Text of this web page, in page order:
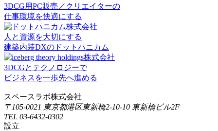
3DCG用PC販売／クリエイターの
仕事環境を快適にする
人と資源を大切にする
建築内装DXのドットハニカム
3DCGとテクノロジーで
ビジネスを一歩先へ進める
スペースラボ株式会社
〒105-0021 東京都港区東新橋2-10-10 東新橋ビル2F
TEL 03-6432-0302
設立